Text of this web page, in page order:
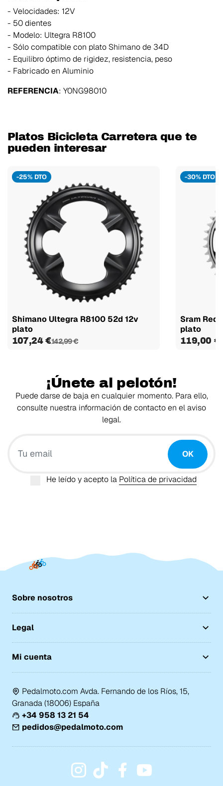
- Velocidades: 12V
- 50 dientes
- Modelo: Ultegra R8100
- Sólo compatible con plato Shimano de 34D
- Equilibro óptimo de rigidez, resistencia, peso
- Fabricado en Aluminio
REFERENCIA: Y0NG98010
Platos Bicicleta Carretera que te
pueden interesar
-25% DTO
Shimano Ultegra R8100 52d 12v
plato
107,24 €142,99 €
-30% DTO
Sram Red
plato
119,00 €
¡Únete al pelotón!
Puede darse de baja en cualquier momento. Para ello,
consulte nuestra información de contacto en el aviso
legal.
OK
He leído y acepto la Política de privacidad
Sobre nosotros
Legal
Mi cuenta
Pedalmoto.com Avda. Fernando de los Ríos, 15,
Granada (18006) España
+34 958 13 21 54
pedidos@pedalmoto.com